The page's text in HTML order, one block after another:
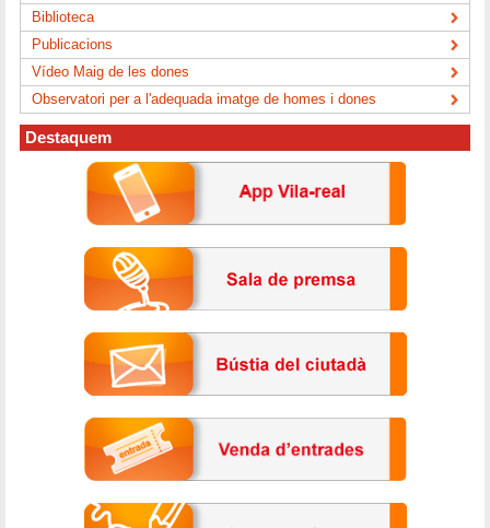
Biblioteca
Publicacions
Vídeo Maig de les dones
Observatori per a l'adequada imatge de homes i dones
Destaquem